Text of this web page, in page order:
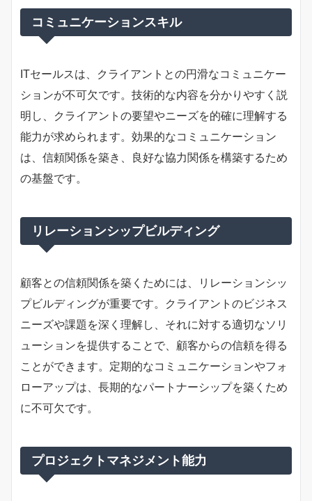
コミュニケーションスキル
ITセールスは、クライアントとの円滑なコミュニケー
ションが不可欠です。技術的な内容を分かりやすく説
明し、クライアントの要望やニーズを的確に理解する
能力が求められます。効果的なコミュニケーション
は、信頼関係を築き、良好な協力関係を構築するため
の基盤です。
リレーションシップビルディング
顧客との信頼関係を築くためには、リレーションシッ
プビルディングが重要です。クライアントのビジネス
ニーズや課題を深く理解し、それに対する適切なソリ
ューションを提供することで、顧客からの信頼を得る
ことができます。定期的なコミュニケーションやフォ
ローアップは、長期的なパートナーシップを築くため
に不可欠です。
プロジェクトマネジメント能力